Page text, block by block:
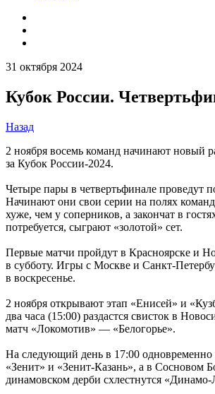
31 октября 2024
Кубок России.
Назад
2 ноября восемь команд начинают новый
за Кубок России-2024.
Четыре пары в четвертьфинале проведут
Начинают они свои серии на полях
хуже, чем у соперников, а закончат в
потребуется, сыграют «золотой» сет.
Первые матчи пройдут в Красноярске и
в субботу. Игры с Москве и Санкт-
в воскресенье.
2 ноября открывают этап «Енисей» и
два часа (15:00) раздастся свисток в
матч «Локомотив» — «Белогорье».
На следующий день в 17:00 одновременно
«Зенит» и «Зенит-Казань», а в Сосновом
динамовском дерби схлестнутся